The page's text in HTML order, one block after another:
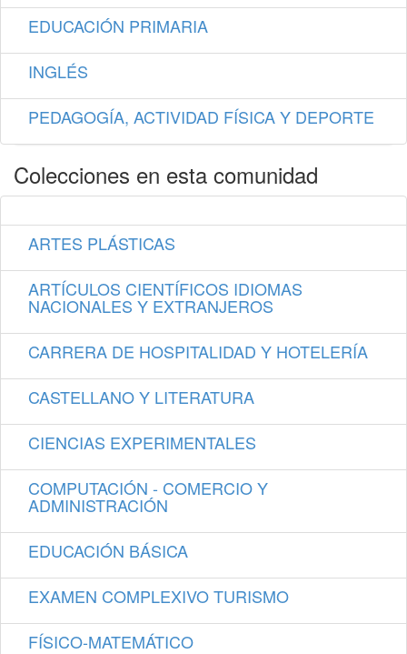
EDUCACIÓN PRIMARIA
INGLÉS
PEDAGOGÍA, ACTIVIDAD FÍSICA Y DEPORTE
Colecciones en esta comunidad
ARTES PLÁSTICAS
ARTÍCULOS CIENTÍFICOS IDIOMAS
NACIONALES Y EXTRANJEROS
CARRERA DE HOSPITALIDAD Y HOTELERÍA
CASTELLANO Y LITERATURA
CIENCIAS EXPERIMENTALES
COMPUTACIÓN - COMERCIO Y
ADMINISTRACIÓN
EDUCACIÓN BÁSICA
EXAMEN COMPLEXIVO TURISMO
FÍSICO-MATEMÁTICO